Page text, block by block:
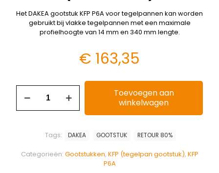
Het DAKEA gootstuk KFP P6A voor tegelpannen kan worden
gebruikt bij vlakke tegelpannen met een maximale
profielhoogte van 14 mm en 340 mm lengte.
€ 163,35
Toevoegen aan
winkelwagen
Categorieën: Gootstukken, KFP (tegelpan gootstuk), KFP
P6A
Tags: DAKEA GOOTSTUK RETOUR 80%